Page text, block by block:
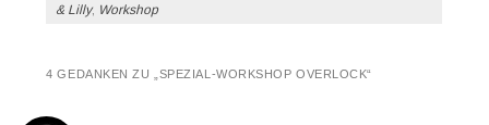
& Lilly, Workshop
4 GEDANKEN ZU „SPEZIAL-WORKSHOP OVERLOCK“